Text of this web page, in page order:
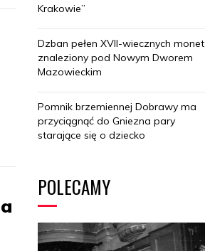
Krakowie”
Dzban pełen XVII-wiecznych monet
znaleziony pod Nowym Dworem
Mazowieckim
Pomnik brzemiennej Dobrawy ma
przyciągnąć do Gniezna pary
starające się o dziecko
POLECAMY